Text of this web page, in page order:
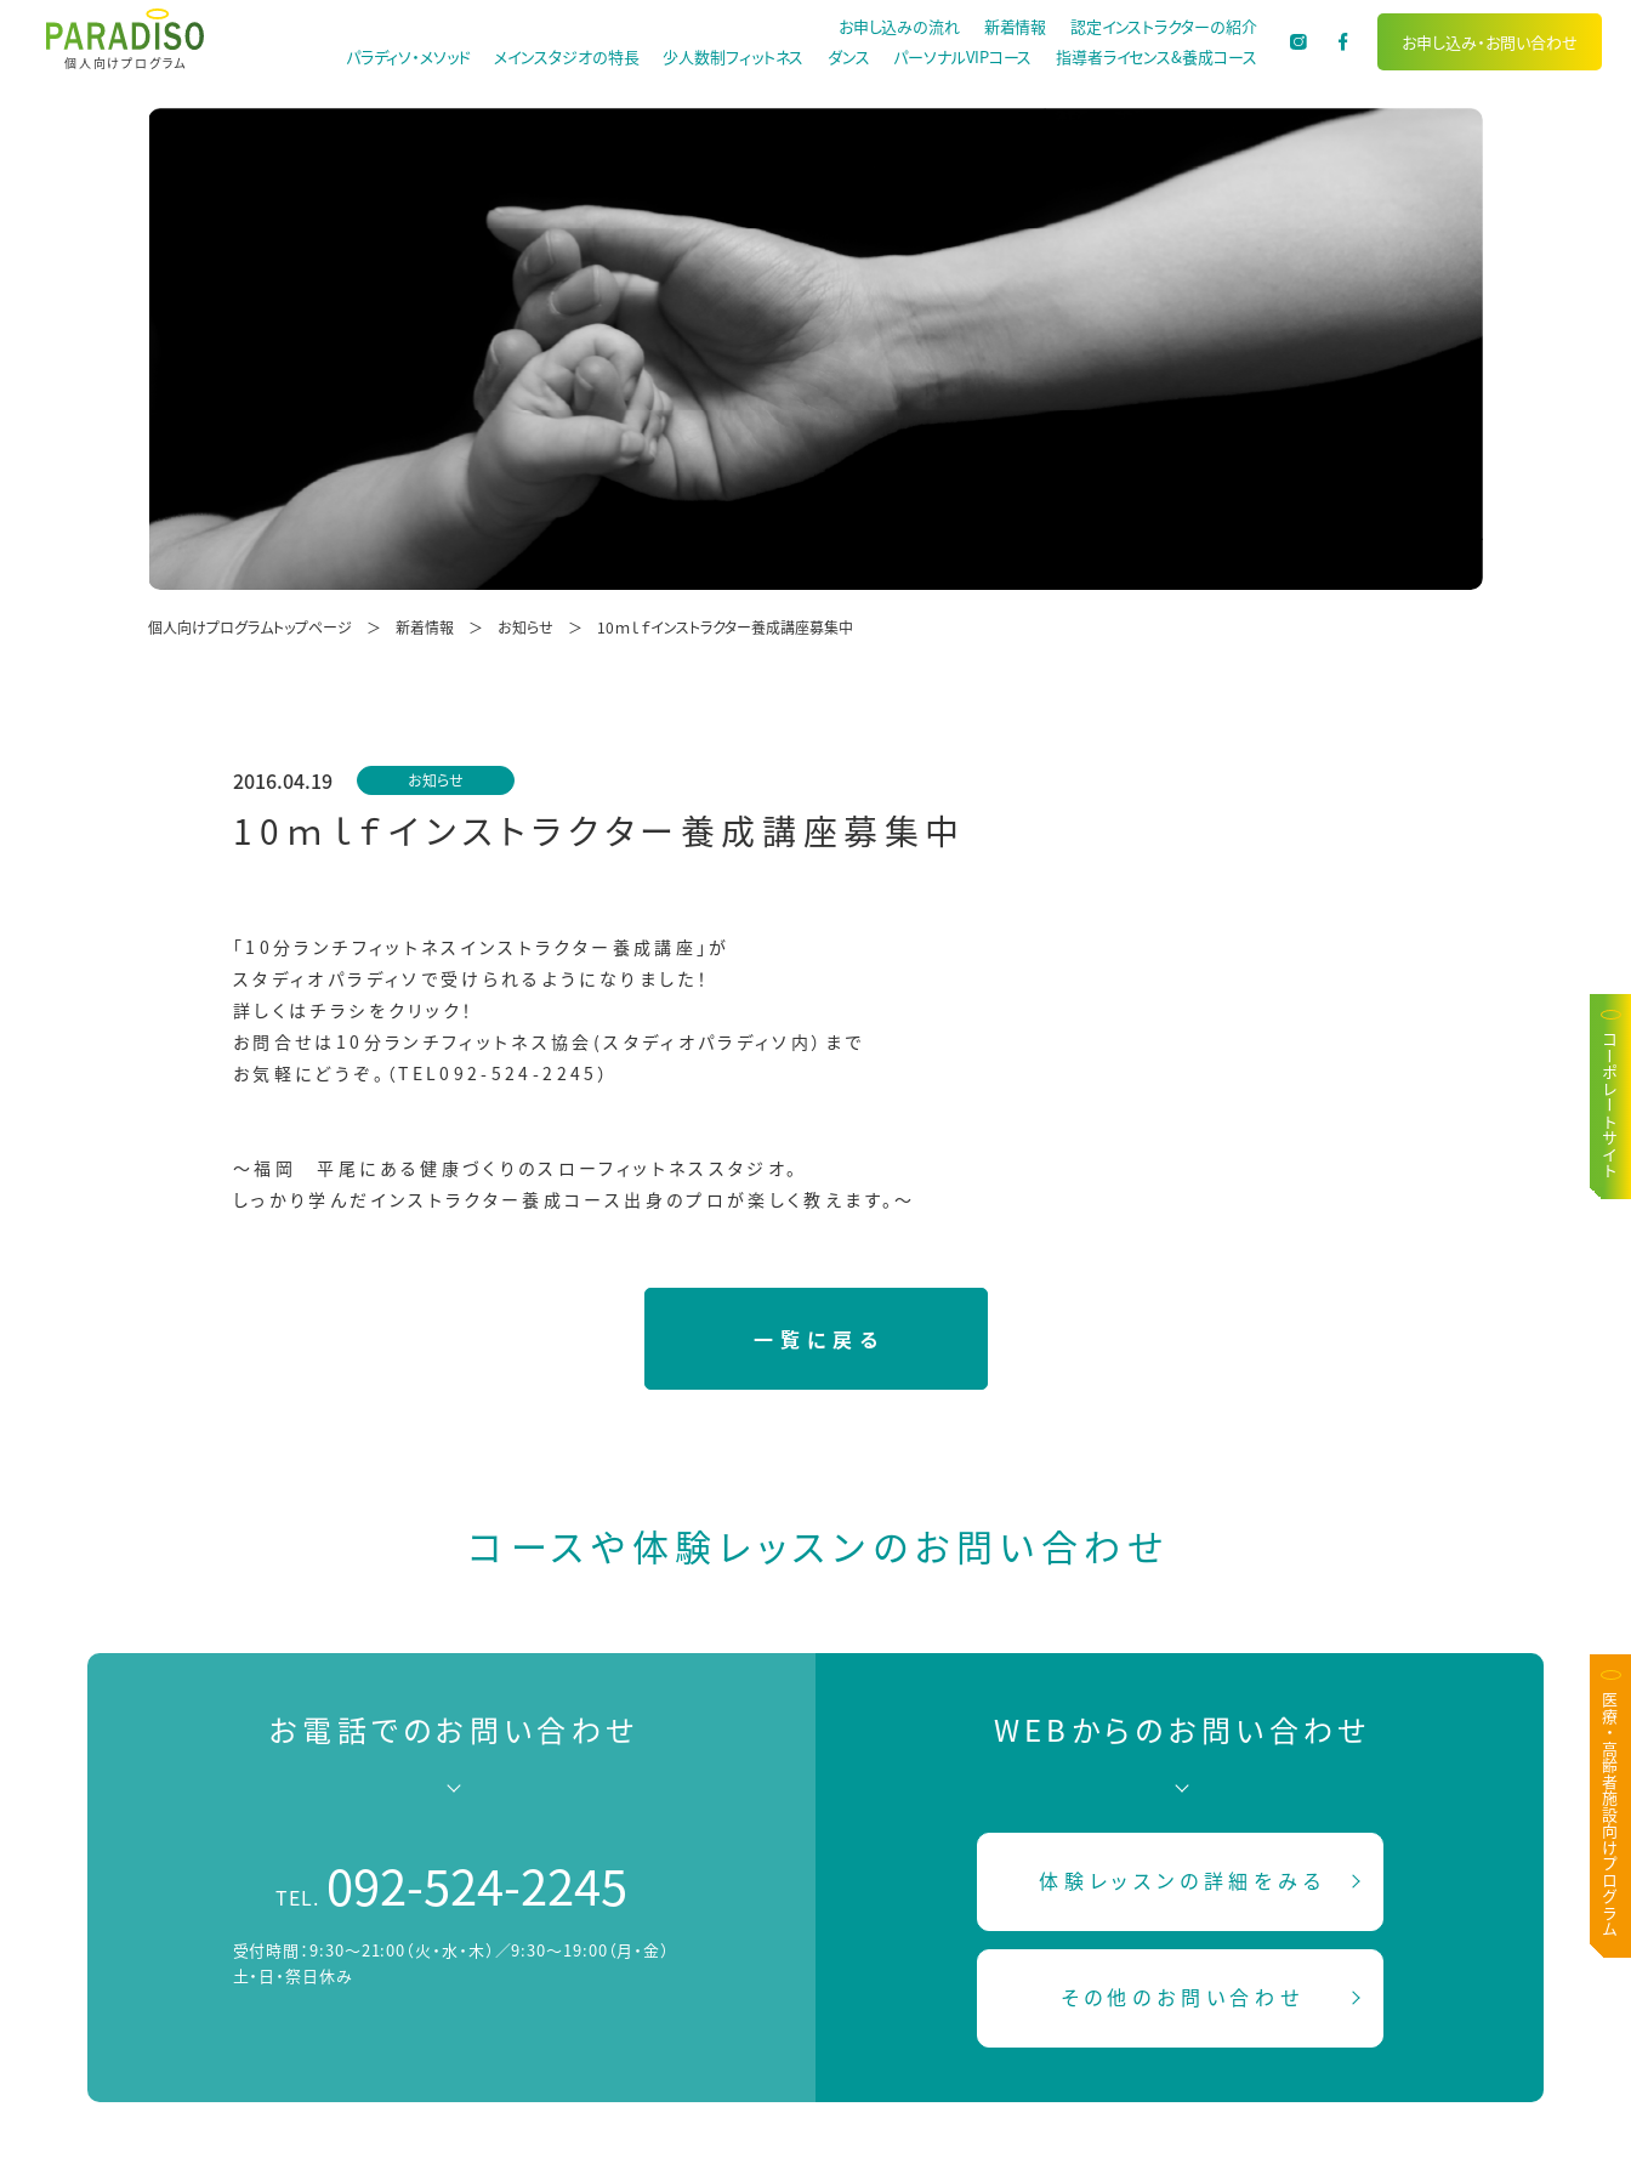
個人向けプログラム パラディソ・メソッド メインスタジオの特長 少人数制フィットネス ダンス パーソナルVIPコース 指導者ライセンス&養成コース
お申し込みの流れ 新着情報 認定インストラクターの紹介
お申し込み・お問い合わせ
コーポレートサイト
医療・高齢者施設向けプログラム
個人向けプログラムトップページ 新着情報 お知らせ 10ｍｌｆインストラクター養成講座募集中
2016.04.19 お知らせ
10ｍｌｆインストラクター養成講座募集中
「10分ランチフィットネスインストラクター養成講座」が
スタディオパラディソで受けられるようになりました！
詳しくはチラシをクリック！
お問合せは10分ランチフィットネス協会(スタディオパラディソ内）まで
お気軽にどうぞ。（TEL092-524-2245）
～福岡 平尾にある健康づくりのスローフィットネススタジオ。
しっかり学んだインストラクター養成コース出身のプロが楽しく教えます。～
一覧に戻る
コースや体験レッスンの お問い合わせ
お電話でのお問い合わせ
TEL. 092-524-2245
受付時間：9:30～21:00（火・水・木）／9:30～19:00（月・金）
土・日・祭日休み
WEBからのお問い合わせ
体験レッスンの詳細をみる
その他のお問い合わせ